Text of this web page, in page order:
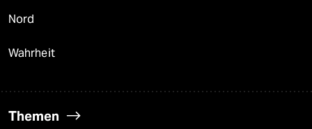
Nord
Wahrheit
Themen